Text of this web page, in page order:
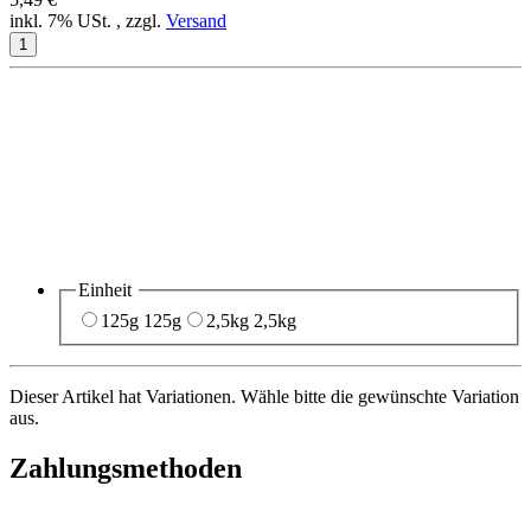
inkl. 7% USt. , zzgl. Versand
Einheit
125g 125g 2,5kg 2,5kg
Dieser Artikel hat Variationen. Wähle bitte die gewünschte Variation
aus.
Zahlungsmethoden